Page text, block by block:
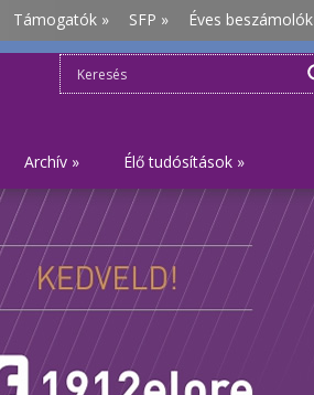
Támogatók » SFP » Éves beszámolók
Archív » Élő tudósítások »